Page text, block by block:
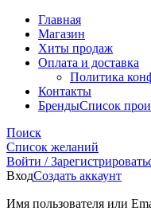
Главная
Магазин
Хиты продаж
Оплата и доставка
Политика
Контакты
БрендыСписок
Поиск
Список желаний
Войти /
ВходСоздать аккаунт
Имя пользователя или